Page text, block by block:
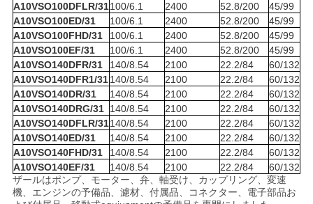
A10VSO100DFLR/31100/6.1 2400 52.8/200
45/99
A10VSO100ED/31
100/6.1 2400 52.8/200
45/99
A10VSO100FHD/31
100/6.1 2400 52.8/200
45/99
A10VSO100EF/31
100/6.1 2400 52.8/200
45/99
A10VSO140DFR/31
140/8.54 2100 22.2/84
60/132
A10VSO140DFR1/31140/8.54 2100 22.2/84
60/132
A10VSO140DR/31
140/8.54 2100 22.2/84
60/132
A10VSO140DRG/31 140/8.54 2100 22.2/84
60/132
A10VSO140DFLR/31140/8.54 2100 22.2/84
60/132
A10VSO140ED/31
140/8.54 2100 22.2/84
60/132
A10VSO140FHD/31
140/8.54 2100 22.2/84
60/132
A10VSO140EF/31
140/8.54 2100 22.2/84
60/132
ザールはポンプ、モーター、弁、軸受け、カップリング、変速
機、エンジンの予備品、濾材、付属品、コネクター、電子部品お